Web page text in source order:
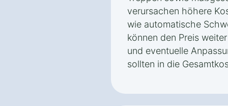
verursachen höhere
wie automatische
können den Preis
und eventuelle
sollten in die